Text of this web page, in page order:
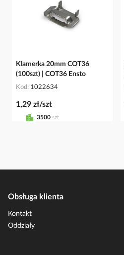
Klamerka 20mm COT36
(100szt) | COT36 Ensto
Kod 1022634
1,29 zł/szt
3500 szt
Obsługa klienta
Kontakt
Oddziały